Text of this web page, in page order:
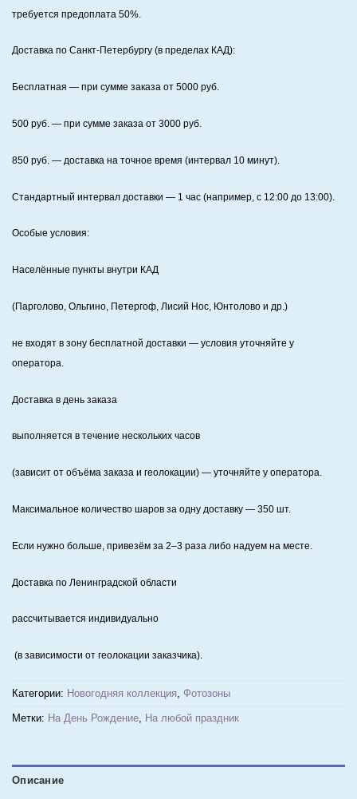
требуется предоплата 50%
Доставка по Санкт‑Петербургу (в пределах КАД):
Бесплатная — при сумме заказа от 5000 руб.
500 руб. — при сумме заказа от 3000 руб.
850 руб. — доставка на точное время (интервал 10 минут).
Стандартный интервал доставки — 1 час (например, с 12:00 до 13:00).
Особые условия:
Населённые пункты внутри КАД
(Парголово, Ольгино, Петергоф, Лисий Нос, Юнтолово и др.)
не входят в зону бесплатной доставки — условия уточняйте у
оператора.
Доставка в день заказа
выполняется в течение нескольких часов
(зависит от объёма заказа и геолокации) — уточняйте у оператора.
Максимальное количество шаров за одну доставку — 350 шт.
Если нужно больше, привезём за 2–3 раза либо надуем на месте.
Доставка по Ленинградской области
рассчитывается индивидуально
(в зависимости от геолокации заказчика).
Категории: Новогодняя коллекция, Фотозоны
Метки: На День Рождение, На любой праздник
Описание